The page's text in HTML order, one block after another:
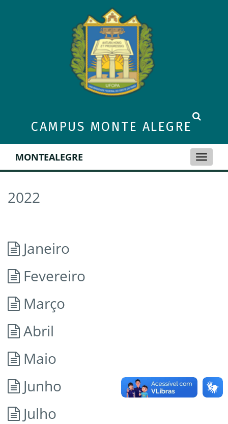
CAMPUS MONTE ALEGRE
Toggle
MONTEALEGRE
2022
Janeiro
Fevereiro
Março
Abril
Maio
Junho
Julho